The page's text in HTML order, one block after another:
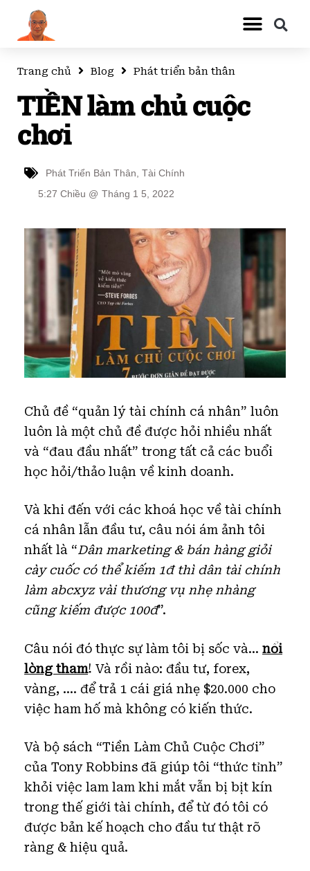
Trang chủ Blog Phát triển bản thân
TIỀN làm chủ cuộc
chơi
Phát Triển Bản Thân Tài Chính
5:27 Chiều @ Tháng 1 5, 2022
Chủ đề “quản lý tài chính cá nhân” luôn
luôn là một chủ đề được hỏi nhiều nhất
và “đau đầu nhất” trong tất cả các buổi
học hỏi/thảo luận về kinh doanh.
Và khi đến với các khoá học về tài chính
cá nhân lẫn đầu tư, câu nói ám ảnh tôi
nhất là “Dân marketing & bán hàng giỏi
cày cuốc có thể kiếm 1đ thì dân tài chính
làm abcxyz vài thương vụ nhẹ nhàng
cũng kiếm được 100đ”.
Câu nói đó thực sự làm tôi bị sốc và… nổi
lòng tham! Và rồi nào: đầu tư, forex,
vàng, …. để trả 1 cái giá nhẹ $20.000 cho
việc ham hố mà không có kiến thức.
Và bộ sách “Tiền Làm Chủ Cuộc Chơi”
của Tony Robbins đã giúp tôi “thức tỉnh”
khỏi việc lam lam khi mắt vẫn bị bịt kín
trong thế giới tài chính, để từ đó tôi có
được bản kế hoạch cho đầu tư thật rõ
ràng & hiệu quả.